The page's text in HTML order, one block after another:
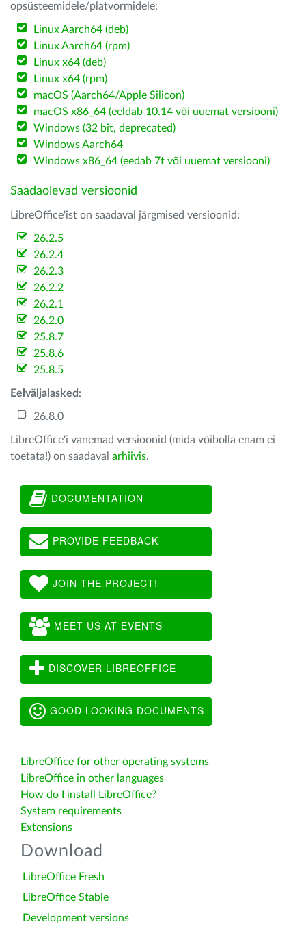
opsüsteemidele/platvormidele:
Linux Aarch64 (deb)
Linux Aarch64 (rpm)
Linux x64 (deb)
Linux x64 (rpm)
macOS (Aarch64/Apple Silicon)
macOS x86_64 (eeldab 10.14 või uuemat versiooni)
Windows (32 bit, deprecated)
Windows Aarch64
Windows x86_64 (eedab 7t või uuemat versiooni)
Saadaolevad versioonid
LibreOffice'ist on saadaval järgmised versioonid:
26.2.5
26.2.4
26.2.3
26.2.2
26.2.1
26.2.0
25.8.7
25.8.6
25.8.5
Eelväljalasked :
26.8.0
LibreOffice'i vanemad versioonid (mida võibolla enam ei
toetata!) on saadaval arhiivis.
DOCUMENTATION
PROVIDE FEEDBACK
JOIN THE PROJECT!
MEET US AT EVENTS
DISCOVER LIBREOFFICE
GOOD LOOKING DOCUMENTS
LibreOffice for other operating systems
LibreOffice in other languages
How do I install LibreOffice?
System requirements
Extensions
Download
LibreOffice Fresh
LibreOffice Stable
Development versions